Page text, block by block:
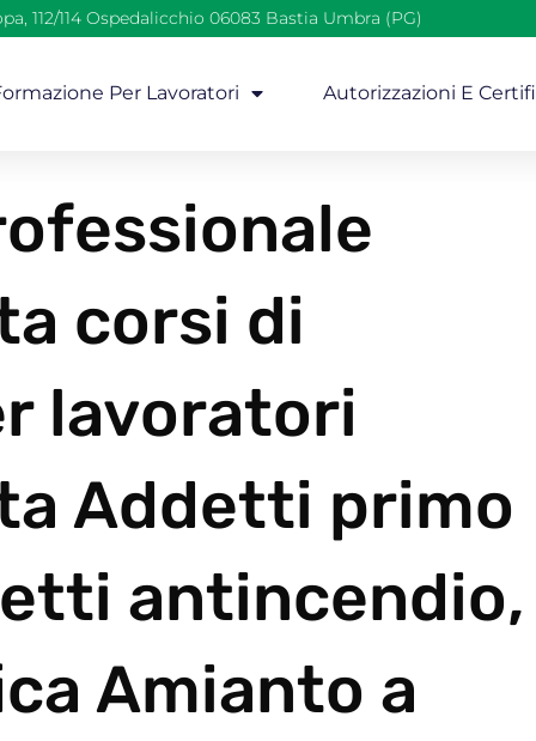
112/114 Ospedalicchio 06083 Bastia Umbra (PG)
Per Lavoratori Autorizzazioni E
corsi di
lavoratori
Addetti primo
antincendio,
Amianto a